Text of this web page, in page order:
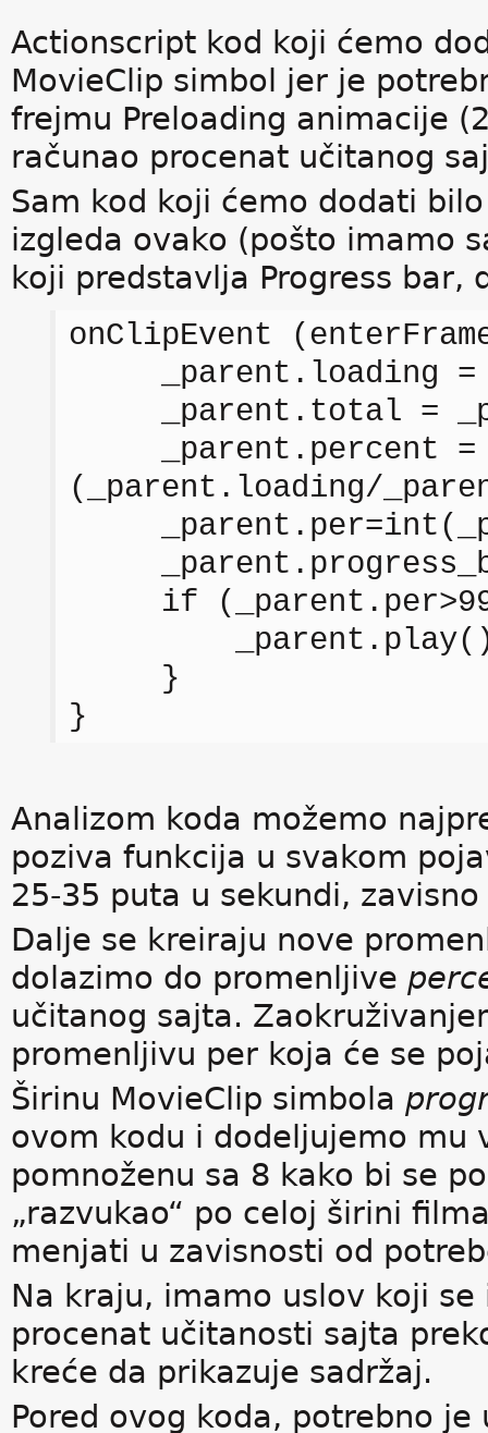
Actionscript kod koji ćemo
MovieClip simbol jer je
frejmu Preloading animacije
računao procenat učitanog
Sam kod koji ćemo dodati
izgleda ovako (pošto imamo
koji predstavlja Progress bar,
onClipEvent
_parent.loading =
_parent.total =
_parent.percent =
(_parent.loading/
if
}
}
Analizom koda možemo
poziva funkcija u svakom
25-35 puta u sekundi,
Dalje se kreiraju nove
dolazimo do promenljive
učitanog sajta.
promenljivu per koja će se
Širinu MovieClip simbola
ovom kodu i dodeljujemo
pomnoženu sa 8 kako bi se
„razvukao“ po celoj širini
menjati u zavisnosti od
Na kraju, imamo uslov koji
procenat učitanosti sajta
kreće da prikazuje sadržaj.
Pored ovog koda, potrebno